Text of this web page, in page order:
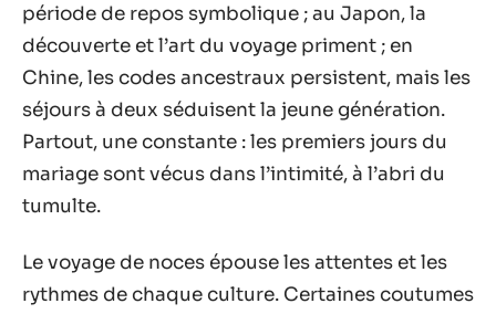
période de repos symbolique ; au Japon, la
découverte et l’art du voyage priment ; en
Chine, les codes ancestraux persistent, mais les
séjours à deux séduisent la jeune génération.
Partout, une constante : les premiers jours du
mariage sont vécus dans l’intimité, à l’abri du
tumulte.
Le voyage de noces épouse les attentes et les
rythmes de chaque culture. Certaines coutumes